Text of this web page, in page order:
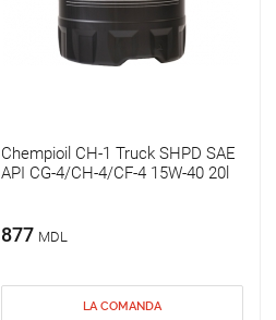
Chempioil CH-1 Truck SHPD SAE
API CG-4/CH-4/CF-4 15W-40 20l
877 MDL
LA COMANDA